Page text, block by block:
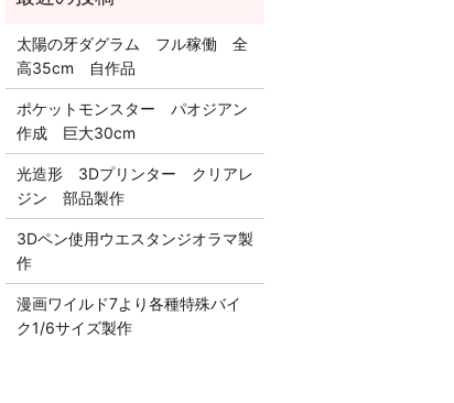
太陽の牙ダグラム フル稼働 全
高35cm 自作品
ポケットモンスター パオジアン
作成 巨大30cm
光造形 3Dプリンター クリアレ
ジン 部品製作
3Dペン使用ウエスタンジオラマ製
作
漫画ワイルド7より各種特殊バイ
ク1/6サイズ製作